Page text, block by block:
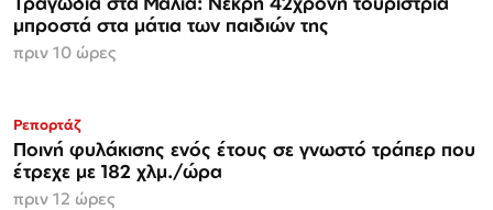
μπροστά στα μάτια των παιδιών της
πριν 10 ώρες
Ρεπορτάζ
Ποινή φυλάκισης ενός έτους σε γνωστό τράπερ που
έτρεχε με 182 χλμ./ώρα
πριν 12 ώρες